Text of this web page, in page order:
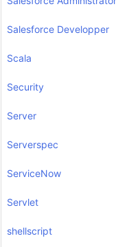
Salesforce Developper
Scala
Security
Server
Serverspec
ServiceNow
Servlet
shellscript